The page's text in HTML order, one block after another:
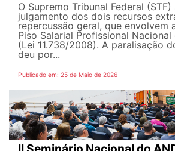
O Supremo Tribunal Federal
julgamento dos dois recursos
repercussão geral, que envolvem
Piso Salarial Profissional
(Lei 11.738/2008). A paralisação
deu por...
Publicado em: 25 de Maio de 2026